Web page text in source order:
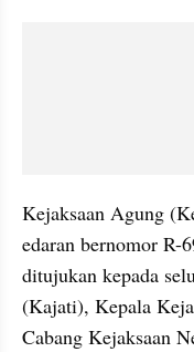
Kejaksaan Agung
edaran bernomor R-
ditujukan kepada
(Kajati), Kepala
Cabang Kejaksaan